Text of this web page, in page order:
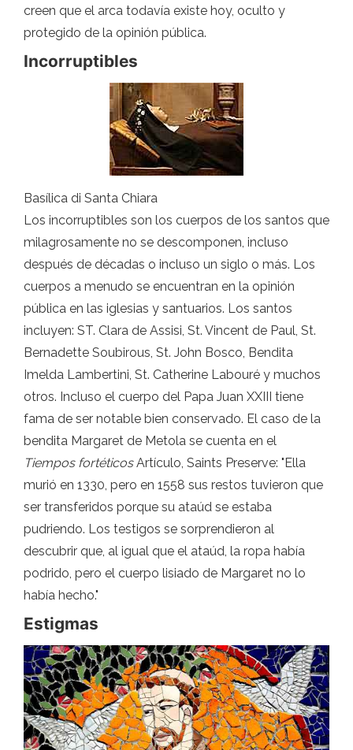
creen que el arca todavía existe hoy, oculto y
protegido de la opinión pública.
Incorruptibles
Basílica di Santa Chiara
Los incorruptibles son los cuerpos de los santos que
milagrosamente no se descomponen, incluso
después de décadas o incluso un siglo o más. Los
cuerpos a menudo se encuentran en la opinión
pública en las iglesias y santuarios. Los santos
incluyen: ST. Clara de Assisi, St. Vincent de Paul, St.
Bernadette Soubirous, St. John Bosco, Bendita
Imelda Lambertini, St. Catherine Labouré y muchos
otros. Incluso el cuerpo del Papa Juan XXIII tiene
fama de ser notable bien conservado. El caso de la
bendita Margaret de Metola se cuenta en el
Tiempos fortéticosArtículo, Saints Preserve: "Ella
murió en 1330, pero en 1558 sus restos tuvieron que
ser transferidos porque su ataúd se estaba
pudriendo. Los testigos se sorprendieron al
descubrir que, al igual que el ataúd, la ropa había
podrido, pero el cuerpo lisiado de Margaret no lo
había hecho."
Estigmas